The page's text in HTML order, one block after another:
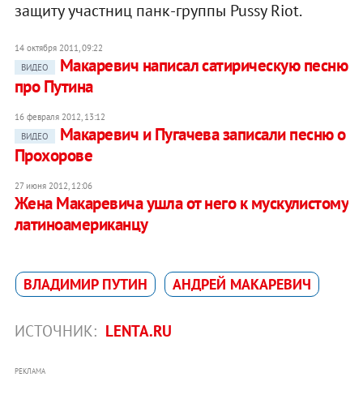
защиту участниц панк-группы Pussy Riot.
14 октября 2011, 09:22
ВИДЕО
Макаревич написал сатирическую песню
про Путина
16 февраля 2012, 13:12
ВИДЕО
Макаревич и Пугачева записали песню о
Прохорове
27 июня 2012, 12:06
Жена Макаревича ушла от него к мускулистому
латиноамериканцу
ВЛАДИМИР ПУТИН АНДРЕЙ МАКАРЕВИЧ
ИСТОЧНИК: LENTA.RU
РЕКЛАМА